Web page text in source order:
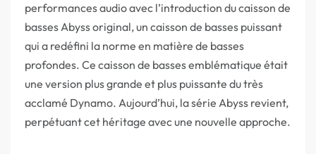
performances audio avec l’introduction du caisson de
basses Abyss original, un caisson de basses puissant
qui a redéfini la norme en matière de basses
profondes. Ce caisson de basses emblématique était
une version plus grande et plus puissante du très
acclamé Dynamo. Aujourd’hui, la série Abyss revient,
perpétuant cet héritage avec une nouvelle approche.